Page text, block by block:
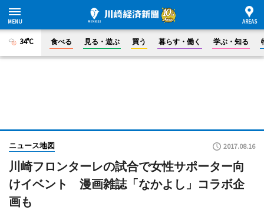
34°C 食べる 見る・遊ぶ 買う 暮らす・働く 学ぶ・知る
ニュース地図 2017.08.16
川崎フロンターレの試合で女性サポーター向
けイベント 漫画雑誌「なかよし」コラボ企
画も